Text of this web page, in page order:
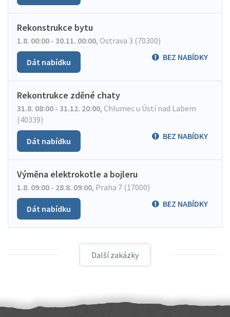
Rekonstrukce bytu
1.8. 00:00 - 30.11. 00:00, Ostrava 3 (70300)
BEZ NABÍDKY
Dát nabídku
Rekontrukce zděné chaty
31.8. 08:00 - 31.12. 20:00, Chlumec u Ústí nad Labem
(40339)
BEZ NABÍDKY
Dát nabídku
Výměna elektrokotle a bojleru
1.8. 09:00 - 28.8. 09:00, Praha 7 (17000)
BEZ NABÍDKY
Dát nabídku
Další zakázky